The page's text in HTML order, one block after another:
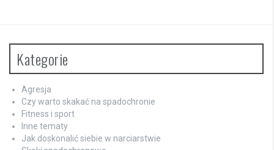
Kategorie
Agresja
Czy warto skakać na spadochronie
Fitness i sport
Inne tematy
Jak doskonalić siebie w narciarstwie